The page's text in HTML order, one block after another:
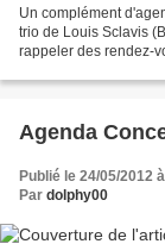
Un complément
trio de Louis Sclavis
rappeler des rendez-
Agenda
Publié le 24/05/2012
Par dolphy00